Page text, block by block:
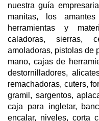
nuestra guía
manitas, los
herramientas y
caladoras, sierras,
amoladoras, pistolas de
mano, cajas de
destornilladores,
remachadoras, cuters,
gramil, sargentos,
caja para ingletar,
encalar, niveles, corta